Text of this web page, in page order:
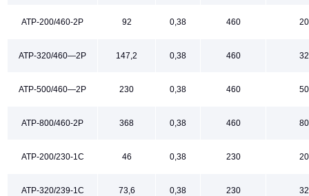
АТР-200/460-2Р 92 0,38 460
АТР-320/460—2Р 147,2 0,38 460
АТР-500/460—2Р 230 0,38 460
АТР-800/460-2Р 368 0,38 460
АТР-200/230-1С 46 0,38 230
АТР-320/239-1С 73,6 0,38 230